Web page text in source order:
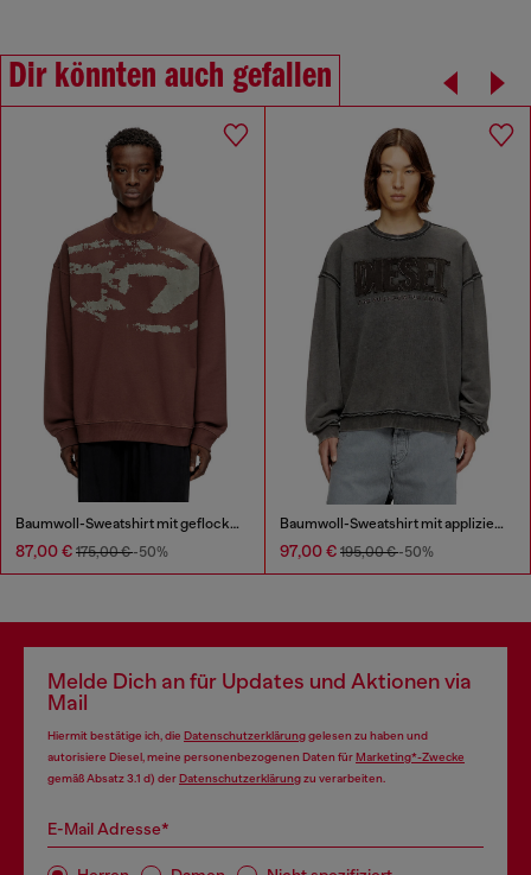
Dir könnten auch gefallen
Baumwoll-Sweatshirt mit geflocktem Oval D
87,00 € 175,00 €-50%
Baumwoll-Sweatshirt mit appliziertem Logo
97,00 € 195,00 €-50%
Melde Dich an für Updates und Aktionen via
Mail
Hiermit bestätige ich, die Datenschutzerklärunggelesen zu haben und
autorisiere Diesel, meine personenbezogenen Daten fürMarketing*-Zwecke
gemäß Absatz 3.1 d) derDatenschutzerklärungzu verarbeiten.
E-Mail Adresse*